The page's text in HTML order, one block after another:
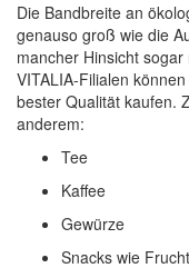
Die Bandbreite an
genauso groß wie die
mancher Hinsicht
VITALIA-Filialen
bester Qualität kaufen.
anderem:
Tee
Kaffee
Gewürze
Snacks wie